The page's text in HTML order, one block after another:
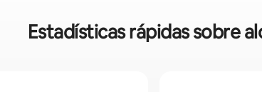
Estadísticas rápidas sobre